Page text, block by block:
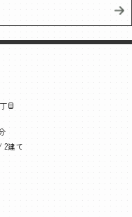
目
2建て